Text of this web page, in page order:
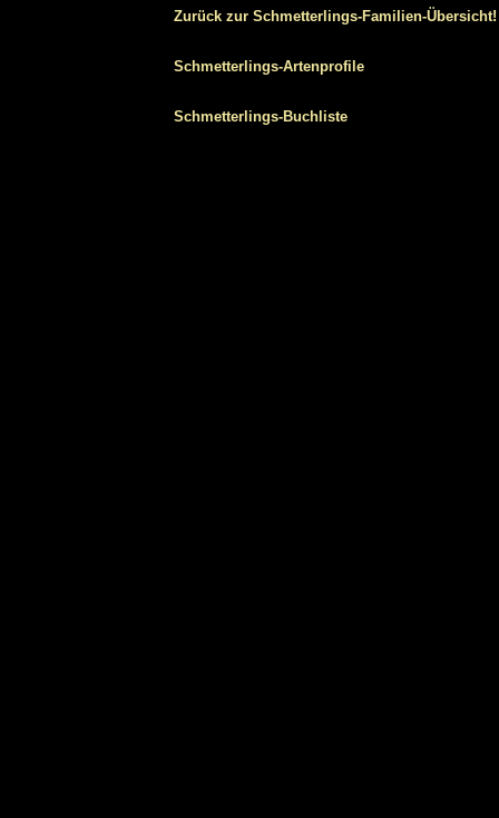
Zurück zur Schmetterlings-Familien-Übersicht!
Schmetterlings-Artenprofile
Schmetterlings-Buchliste